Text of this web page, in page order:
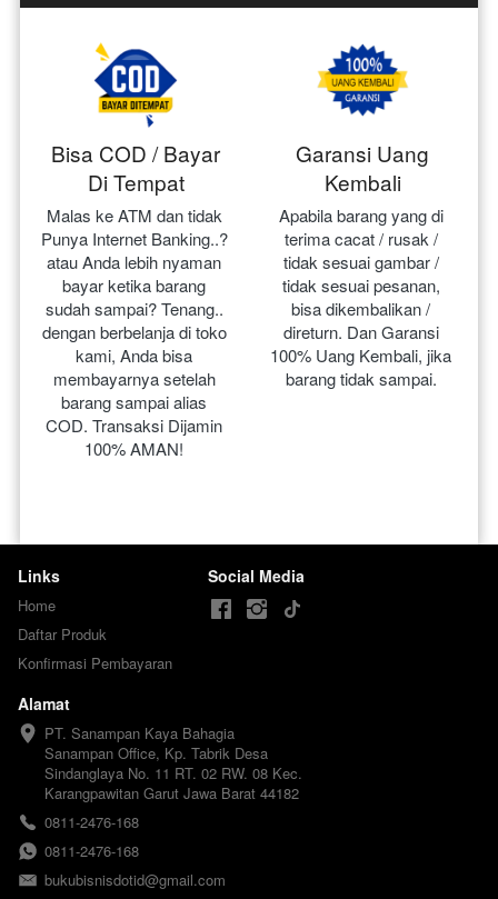
Bisa COD / Bayar
Di Tempat
Malas ke ATM dan tidak
Punya Internet Banking..?
atau Anda lebih nyaman
bayar ketika barang
sudah sampai? Tenang..
dengan berbelanja di toko
kami, Anda bisa
membayarnya setelah
barang sampai alias
COD. Transaksi Dijamin
100% AMAN!
Garansi Uang
Kembali
Apabila barang yang di
terima cacat / rusak /
tidak sesuai gambar /
tidak sesuai pesanan,
bisa dikembalikan /
direturn. Dan Garansi
100% Uang Kembali, jika
barang tidak sampai.
Links
Home
Daftar Produk
Konfirmasi Pembayaran
Social Media
Alamat
PT. Sanampan Kaya Bahagia
Sanampan Office, Kp. Tabrik Desa
Sindanglaya No. 11 RT. 02 RW. 08 Kec.
Karangpawitan Garut Jawa Barat 44182
0811-2476-168
0811-2476-168
bukubisnisdotid@gmail.com